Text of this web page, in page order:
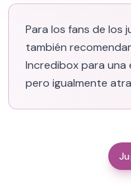
Para los fans de los
también
Incredibox para una
pero igualmente